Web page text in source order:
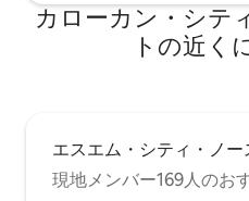
カローカン・シテ
トの近く
エスエム・シティ・ノ
現地メンバー169人のお